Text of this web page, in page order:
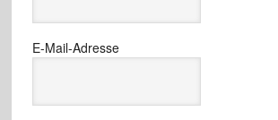
E-Mail-Adresse